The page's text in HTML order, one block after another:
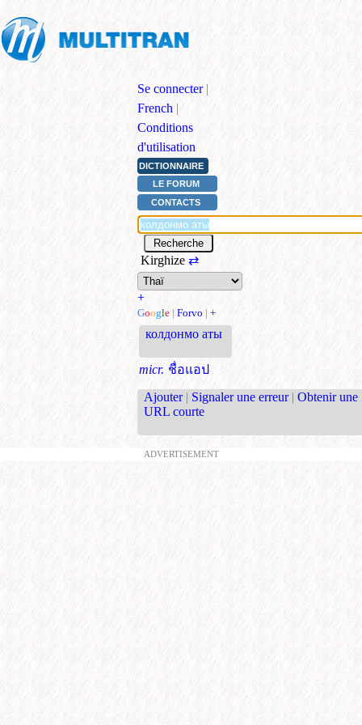
Se connecter |
French |
Conditions
d'utilisation
DICTIONNAIRE
LE FORUM
CONTACTS
Kirghize ⇄
+
Google | Forvo | +
колдонмо аты
micr. ชื่อแอป
Ajouter | Signaler une erreur | Obtenir une
URL courte
ADVERTISEMENT